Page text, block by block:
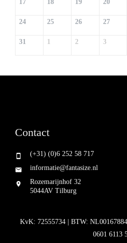
17 18 19 20
24 25 26 27
31 1 2 3
Contact
(+31) (0)6 252 58 717
informatie@fantasize.nl
Rozemarijnhof 32
5044AV Tilburg
KvK: 72555734 | BTW:
0601 6113